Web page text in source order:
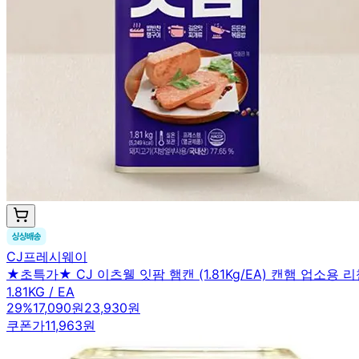
CJ프레시웨이
★초특가★ CJ 이츠웰 잇팜 햄캔 (1.81Kg/EA) 캔햄 업소용 리
1.81KG / EA
29%17,090원23,930원
쿠폰가11,963원